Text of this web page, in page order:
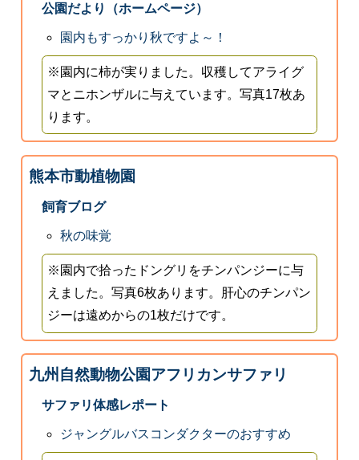
公園だより（ホームページ）
園内もすっかり秋ですよ～！
※園内に柿が実りました。収穫してアライグ
マとニホンザルに与えています。写真17枚あ
ります。
熊本市動植物園
飼育ブログ
秋の味覚
※園内で拾ったドングリをチンパンジーに与
えました。写真6枚あります。肝心のチンパン
ジーは遠めからの1枚だけです。
九州自然動物公園アフリカンサファリ
サファリ体感レポート
ジャングルバスコンダクターのおすすめ